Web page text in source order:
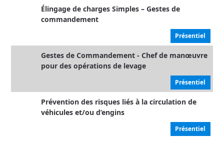
Élingage de charges Simples – Gestes de
commandement
Présentiel
Gestes de Commandement - Chef de manœuvre
pour des opérations de levage
Présentiel
Prévention des risques liés à la circulation de
véhicules et/ou d’engins
Présentiel